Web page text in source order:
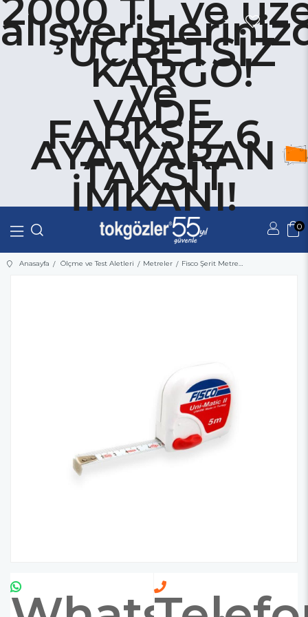
2000 TL ve
ÜCRETSİZ
KARGO!
ve
VADE
FARKSIZ 6
AYA VARAN
TAKSİT
İMKANI!
0
Üye Girişi Üye Ol
Anasayfa Ölçme ve Test Aletleri Metreler Fisco Şerit Metre 5 Metre